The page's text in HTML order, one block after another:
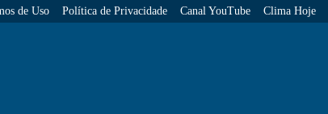
de Uso Política de Privacidade Canal YouTube Clima Hoje